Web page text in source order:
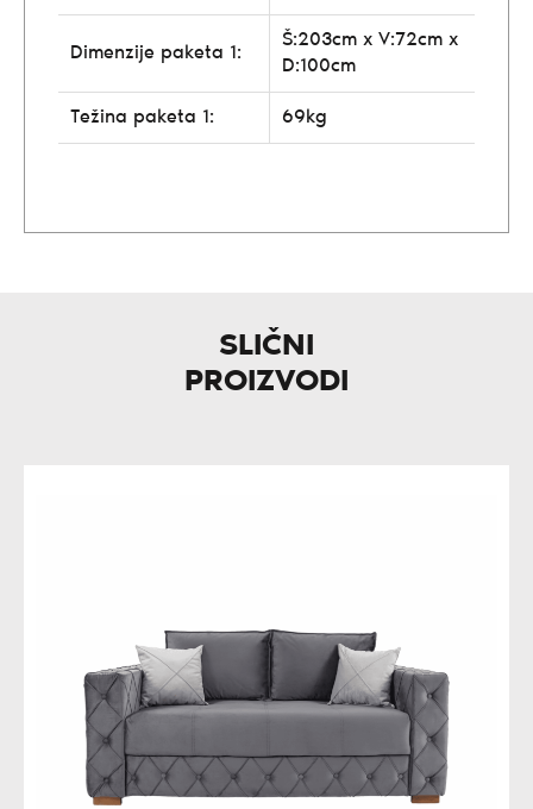
Dimenzije paketa 1:
Š:203cm x V:72cm x
D:100cm
Težina paketa 1: 69kg
SLIČNI
PROIZVODI